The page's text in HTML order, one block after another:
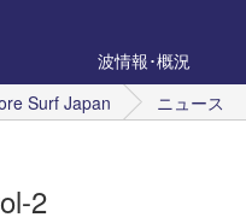
波情報･概況
Surf Japan ニュース
2